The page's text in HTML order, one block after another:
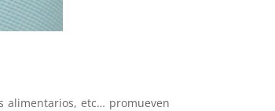
alimentarios, etc… promueven